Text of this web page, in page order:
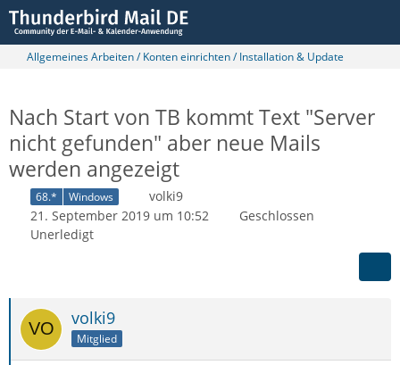
Allgemeines Arbeiten / Konten einrichten / Installation & Update
Nach Start von TB kommt Text "Server
nicht gefunden" aber neue Mails
werden angezeigt
68.* Windows
volki9
21. September 2019 um 10:52
Geschlossen
Unerledigt
volki9
Mitglied